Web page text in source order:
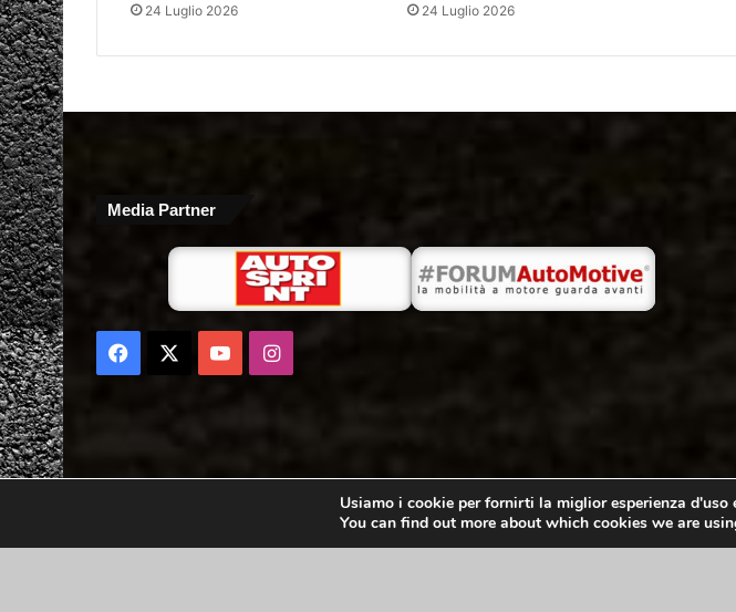
24 Luglio 2026 24 Luglio 2026
Media Partner
Facebook
You Instagram
Usiamo i cookie per fornirti la miglior esperienza
You can find out more about which cookies we are